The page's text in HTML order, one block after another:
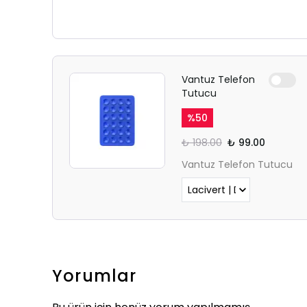
Vantuz Telefon
Tutucu
%50
₺ 198.00 ₺ 99.00
Vantuz Telefon Tutucu
Yorumlar